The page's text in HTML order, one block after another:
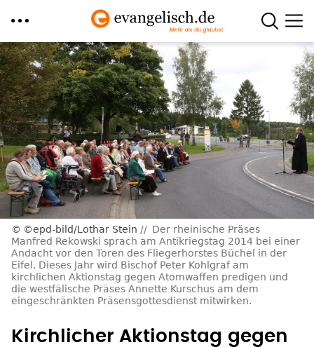
Direkt
zum
Inhalt
©epd-bild/Lothar Stein
Der rheinische Präses
Manfred Rekowski sprach am Antikriegstag 2014 bei einer
Andacht vor den Toren des Fliegerhorstes Büchel in der
Eifel. Dieses Jahr wird Bischof Peter Kohlgraf am
kirchlichen Aktionstag gegen Atomwaffen predigen und
die westfälische Präses Annette Kurschus am dem
eingeschränkten Präsensgottesdienst mitwirken.
Kirchlicher Aktionstag gegen